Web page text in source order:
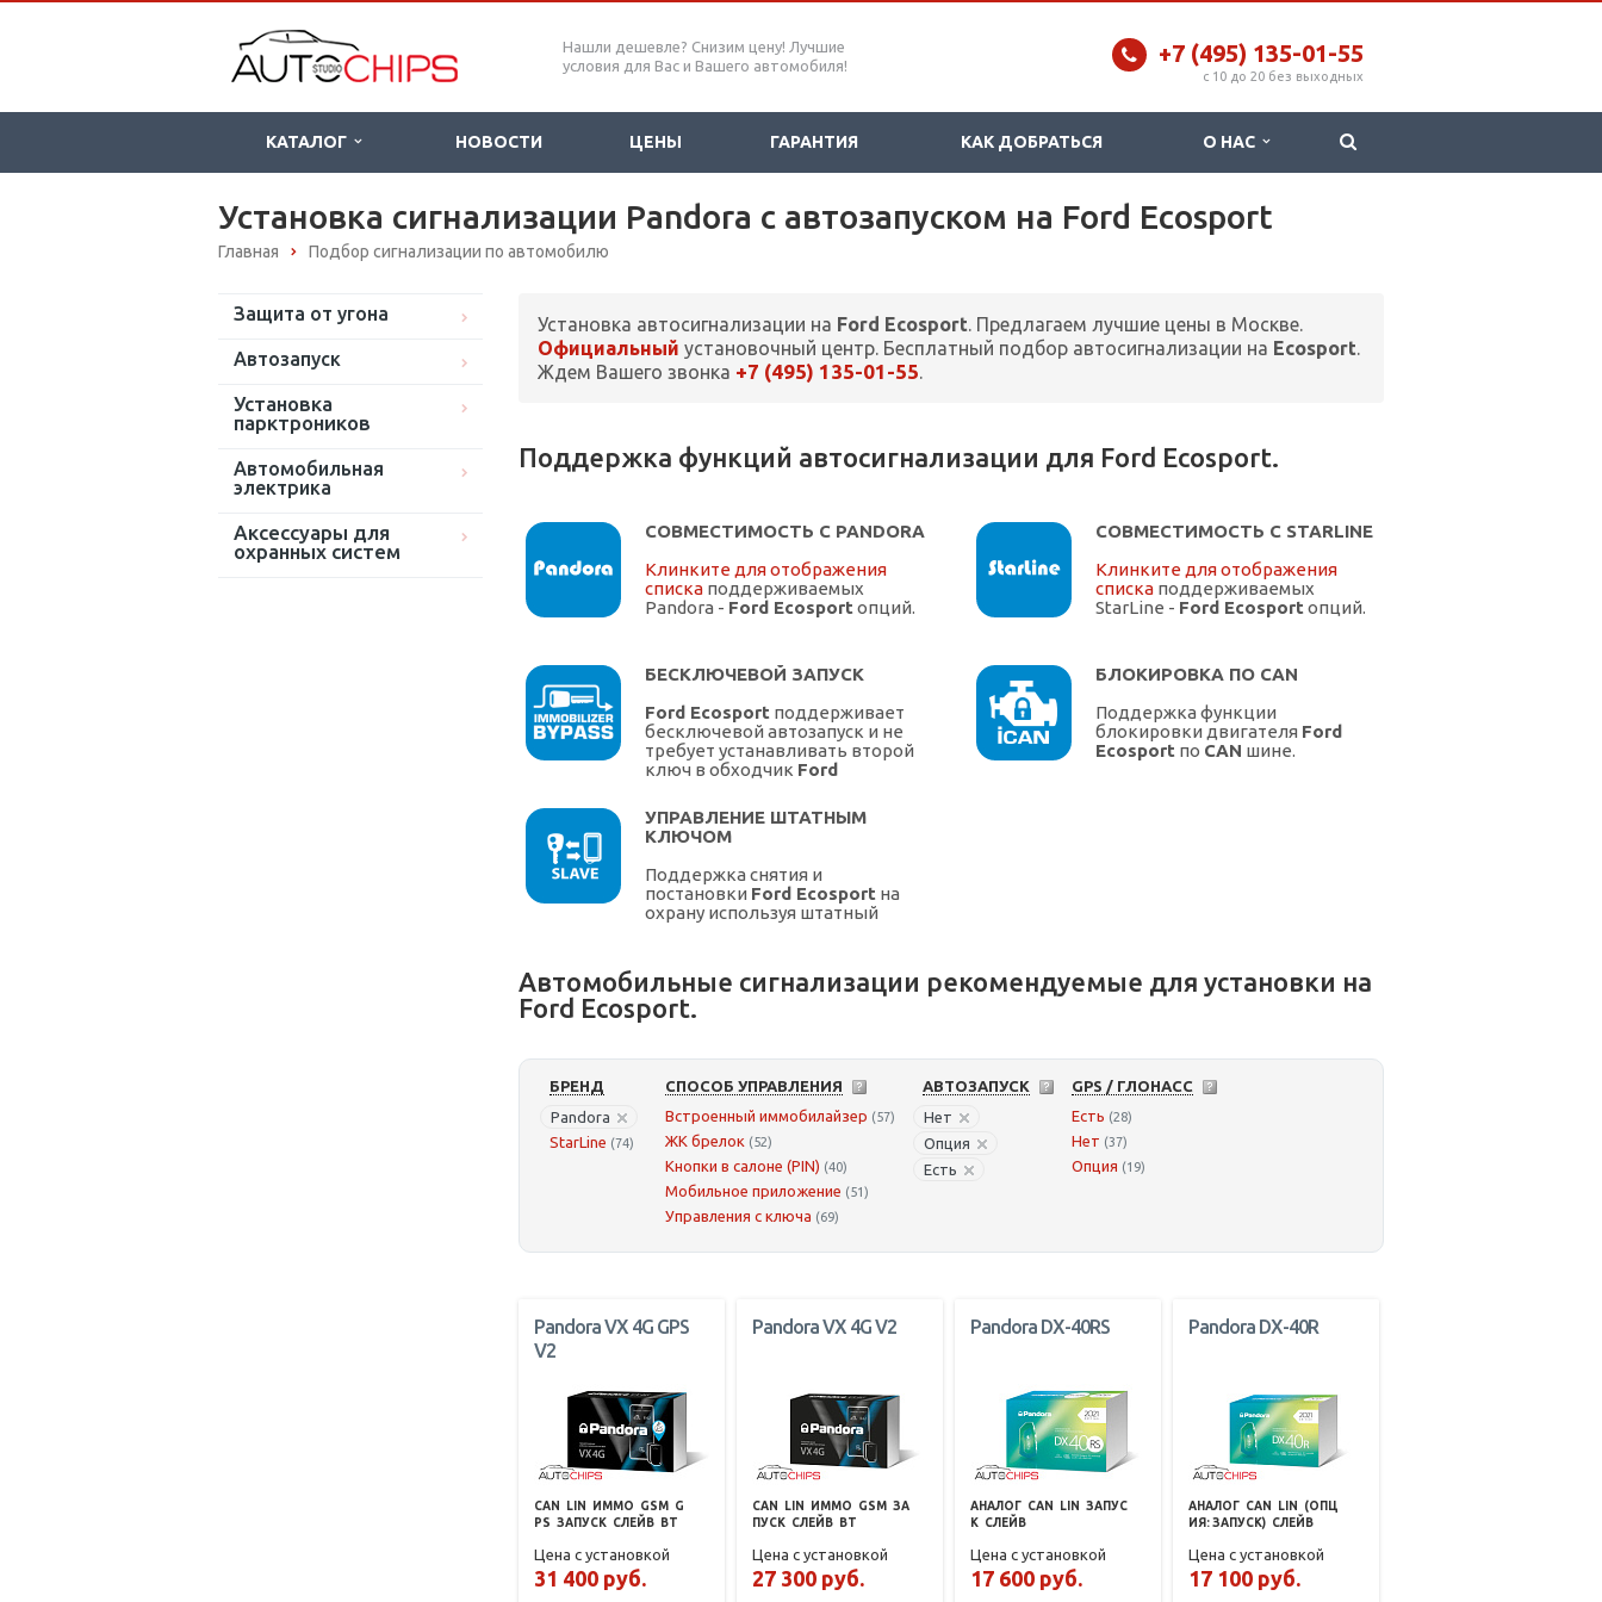
Нашли дешевле? Снизим цену! Лучшие
условия для Вас и Вашего автомобиля!
+7 (495) 135-01-55
c 10 до 20 без выходных
КАТАЛОГ НОВОСТИ ЦЕНЫ ГАРАНТИЯ КАК ДОБРАТЬСЯ О НАС
Установка сигнализации Pandora с автозапуском на Ford Ecosport
Главная Подбор сигнализации по автомобилю
Защита от угона
Автозапуск
Установка
парктроников
Автомобильная
электрика
Аксессуары для
охранных систем
Установка автосигнализации на Ford Ecosport. Предлагаем лучшие цены в Москве.
Официальный установочный центр. Бесплатный подбор автосигнализации на Ecosport.
Ждем Вашего звонка +7 (495) 135-01-55.
Поддержка функций автосигнализации для Ford Ecosport.
СОВМЕСТИМОСТЬ С PANDORA
Клинките для отображения
списка поддерживаемых
Pandora - Ford Ecosport опций.
СОВМЕСТИМОСТЬ С STARLINE
Клинките для отображения
списка поддерживаемых
StarLine - Ford Ecosport опций.
БЕСКЛЮЧЕВОЙ ЗАПУСК
Ford Ecosport поддерживает
бесключевой автозапуск и не
требует устанавливать второй
ключ в обходчик Ford
БЛОКИРОВКА ПО CAN
Поддержка функции
блокировки двигателя Ford
Ecosport по CAN шине.
УПРАВЛЕНИЕ ШТАТНЫМ
КЛЮЧОМ
Поддержка снятия и
постановки Ford Ecosport на
охрану используя штатный
Автомобильные сигнализации рекомендуемые для установки на
Ford Ecosport.
БРЕНД
Pandora
StarLine (74)
СПОСОБ УПРАВЛЕНИЯ
Встроенный иммобилайзер (57)
ЖК брелок (52)
Кнопки в салоне (PIN) (40)
Мобильное приложение (51)
Управления с ключа (69)
АВТОЗАПУСК
Нет
Опция
Есть
GPS / ГЛОНАСС
Есть (28)
Нет (37)
Опция (19)
Pandora VX 4G GPS
V2
CAN LIN ИММО GSM G
PS ЗАПУСК СЛЕЙВ BT
Цена с установкой
31 400 руб.
Pandora VX 4G V2
CAN LIN ИММО GSM ЗА
ПУСК СЛЕЙВ BT
Цена с установкой
27 300 руб.
Pandora DX-40RS
АНАЛОГ CAN LIN
ЗАПУС
К СЛЕЙВ
Цена с установкой
17 600 руб.
Pandora DX-40R
АНАЛОГ CAN LIN
(ОПЦ
ИЯ: ЗАПУСК) СЛЕЙВ
Цена с установкой
17 100 руб.